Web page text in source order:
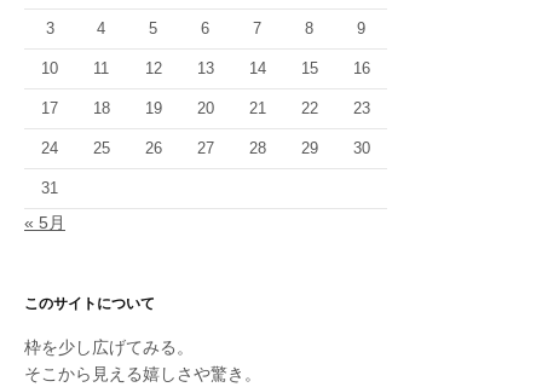
3 4 5 6 7 8 9
10 11 12 13 14 15 16
17 18 19 20 21 22 23
24 25 26 27 28 29 30
31
« 5月
このサイトについて
枠を少し広げてみる。
そこから見える嬉しさや驚き。